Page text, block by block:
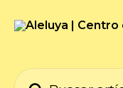
Buscar artículos...